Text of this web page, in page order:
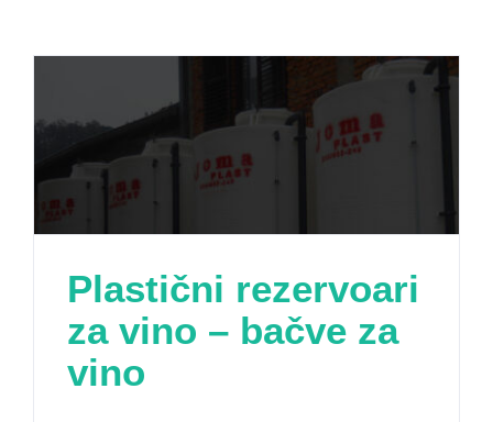
Plastični rezervoari
za vino – bačve za
vino